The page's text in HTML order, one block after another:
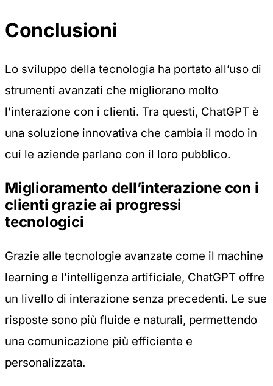
Conclusioni
Lo sviluppo della tecnologia ha portato all’uso di
strumenti avanzati che migliorano molto
l’interazione con i clienti. Tra questi, ChatGPT è
una soluzione innovativa che cambia il modo in
cui le aziende parlano con il loro pubblico.
Miglioramento dell’interazione con i
clienti grazie ai progressi
tecnologici
Grazie alle tecnologie avanzate come il machine
learning e l’intelligenza artificiale, ChatGPT offre
un livello di interazione senza precedenti. Le sue
risposte sono più fluide e naturali, permettendo
una comunicazione più efficiente e
personalizzata.